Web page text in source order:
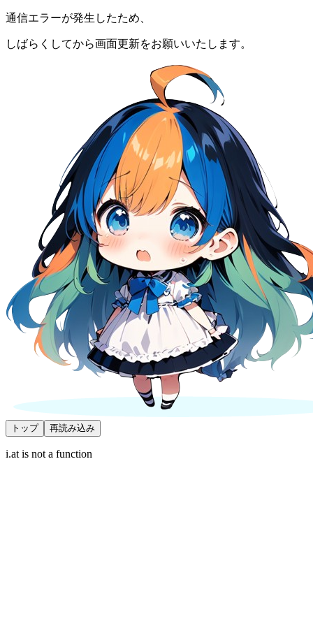
通信エラーが発生したため、
しばらくしてから画面更新をお願いいたします。
トップ 再読み込み
i.at is not a function